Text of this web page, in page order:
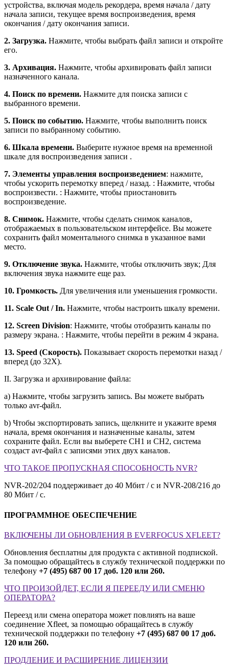
устройства, включая модель рекордера, время начала / дату
начала записи, текущее время воспроизведения, время
окончания / дату окончания записи.
2. Загрузка. Нажмите, чтобы выбрать файл записи и откройте
его.
3. Архивация. Нажмите, чтобы архивировать файл записи
назначенного канала.
4. Поиск по времени. Нажмите для поиска записи с
выбранного времени.
5. Поиск по событию. Нажмите, чтобы выполнить поиск
записи по выбранному событию.
6. Шкала времени. Выберите нужное время на временной
шкале для воспроизведения записи .
7. Элементы управления воспроизведением: нажмите,
чтобы ускорить перемотку вперед / назад. : Нажмите, чтобы
воспроизвести. : Нажмите, чтобы приостановить
воспроизведение.
8. Снимок. Нажмите, чтобы сделать снимок каналов,
отображаемых в пользовательском интерфейсе. Вы можете
сохранить файл моментального снимка в указанное вами
место.
9. Отключение звука. Нажмите, чтобы отключить звук; Для
включения звука нажмите еще раз.
10. Громкость. Для увеличения или уменьшения громкости.
11. Scale Out / In. Нажмите, чтобы настроить шкалу времени.
12. Screen Division: Нажмите, чтобы отобразить каналы по
размеру экрана. : Нажмите, чтобы перейти в режим 4 экрана.
13. Speed ​​(Скорость). Показывает скорость перемотки назад /
вперед (до 32X).
II. Загрузка и архивирование файла:
а) Нажмите, чтобы загрузить запись. Вы можете выбрать
только avr-файл.
b) Чтобы экспортировать запись, щелкните и укажите время
начала, время окончания и назначенные каналы, затем
сохраните файл. Если вы выберете CH1 и CH2, система
создаст avr-файл с записями этих двух каналов.
ЧТО ТАКОЕ ПРОПУСКНАЯ СПОСОБНОСТЬ NVR?
NVR-202/204 поддерживает до 40 Мбит / с и NVR-208/216 до
80 Мбит / с.
ПРОГРАММНОЕ ОБЕСПЕЧЕНИЕ
ВКЛЮЧЕНЫ ЛИ ОБНОВЛЕНИЯ В EVERFOCUS XFLEET?
Обновления бесплатны для продукта с активной подпиской.
За помощью обращайтесь в службу технической поддержки по
телефону +7 (495) 687 00 17 доб. 120 или 260.
ЧТО ПРОИЗОЙДЕТ, ЕСЛИ Я ПЕРЕЕДУ ИЛИ СМЕНЮ
ОПЕРАТОРА?
Переезд или смена оператора может повлиять на ваше
соединение Xfleet, за помощью обращайтесь в службу
технической поддержки по телефону +7 (495) 687 00 17 доб.
120 или 260.
ПРОДЛЕНИЕ И РАСШИРЕНИЕ ЛИЦЕНЗИИ